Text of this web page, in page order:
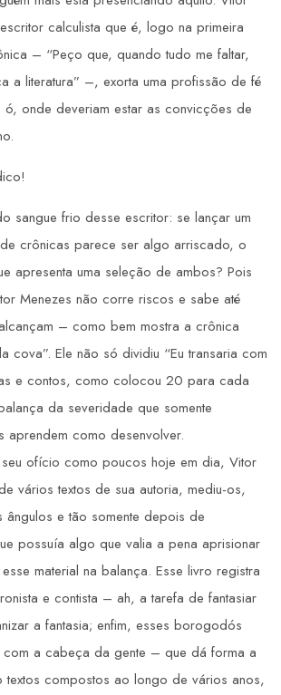
calculista que é, logo na primeira
– “Peço que, quando tudo me faltar,
a literatura” –, exorta uma profissão de fé
ó, onde deveriam estar as convicções de
sangue frio desse escritor: se lançar um
crônicas parece ser algo arriscado, o
apresenta uma seleção de ambos? Pois
Menezes não corre riscos e sabe até
– como bem mostra a crônica
cova”. Ele não só dividiu “Eu transaria com
e contos, como colocou 20 para cada
da severidade que somente
aprendem como desenvolver.
ofício como poucos hoje em dia, Vitor
vários textos de sua autoria, mediu-os,
e tão somente depois de
possuía algo que valia a pena aprisionar
material na balança. Esse livro registra
e contista – ah, a tarefa de fantasiar
a fantasia; enfim, esses borogodós
com a cabeça da gente – que dá forma a
textos compostos ao longo de vários anos,